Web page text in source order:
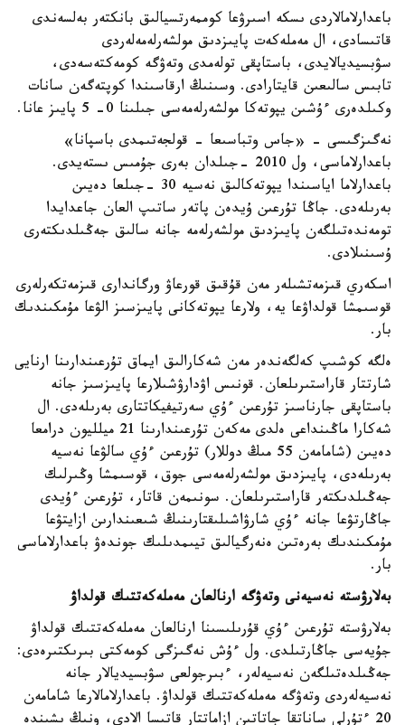
باعدارلامالاردى ىسكە اسىرۋعا كوممەرتسيالىق بانكتەر بەلسەندى
قاتىسادى، ال مەملەكەت پايىزدىق مولشەرلەمەلەردى
سۋبسيديالايدى، باستاپقى تولەمدى وتەۋگە كومەكتەسەدى،
تابىس سالىعىن قايتارادى. وسىنىڭ ارقاسىندا كوپتەگەن سانات
وكىلدەرى ءۇشىن يپوتەكا مولشەرلەمەسى جىلىنا 0- 5 پايىز عانا.
نەگىزگىسى - «جاس وتباسىعا - قولجەتىمدى باسپانا»
باعدارلاماسى، ول 2010 -جىلدان بەرى جۇمىس ىستەيدى.
باعدارلاما اياسىندا يپوتەكالىق نەسيە 30 -جىلعا دەيىن
بەرىلەدى. جاڭا تۇرعىن ۇيدەن پاتەر ساتىپ العان جاعدايدا
تومەندەتىلگەن پايىزدىق مولشەرلەمە جانە سالىق جەڭىلدىكتەرى
ۇسىنىلادى.
اسكەري قىزمەتشىلەر مەن قۇقىق قورعاۋ ورگاندارى قىزمەتكەرلەرى
قوسىمشا قولداۋعا يە، ولارعا يپوتەكانى پايىزسىز الۋعا مۇمكىندىك
بار.
ەلگە كوشىپ كەلگەندەر مەن شەكارالىق ايماق تۇرعىندارىنا ارنايى
شارتتار قاراستىرىلعان. قونىس اۋدارۋشىلارعا پايىزسىز جانە
باستاپقى جارناسىز تۇرعىن ءۇي سەرتيفيكاتتارى بەرىلەدى. ال
شەكارا ماڭىنداعى ەلدى مەكەن تۇرعىندارىنا 21 ميلليون درامعا
دەيىن (شامامەن 55 مىڭ دوللار) تۇرعىن ءۇي سالۋعا نەسيە
بەرىلەدى، پايىزدىق مولشەرلەمەسى جوق، قوسىمشا وڭىرلىك
جەڭىلدىكتەر قاراستىرىلعان. سونىمەن قاتار، تۇرعىن ءۇيدى
جاڭارتۋعا جانە ءۇي شارۋاشىلىقتارىنىڭ شىعىندارىن ازايتۋعا
مۇمكىندىك بەرەتىن ەنەرگيالىق تيىمدىلىك جوندەۋ باعدارلاماسى
بار.
بەلارۋستە نەسيەنى وتەۋگە ارنالعان مەملەكەتتىك قولداۋ
بەلارۋستە تۇرعىن ءۇي قۇرىلىسىنا ارنالعان مەملەكەتتىك قولداۋ
جۇيەسى جاڭارتىلدى. ول ءۇش نەگىزگى كومەكتى بىرىكتىرەدى:
جەڭىلدەتىلگەن نەسيەلەر، ءبىرجولعى سۋبسيديالار جانە
نەسيەلەردى وتەۋگە مەملەكەتتىك قولداۋ. باعدارلامالارعا شامامەن
20 ءتۇرلى ساناتقا جاتاتىن ازاماتتار قاتىسا الادى، ونىڭ ىشىندە